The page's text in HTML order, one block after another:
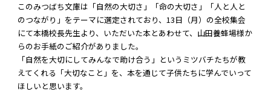
このみつばち文庫は「自然の大切さ」「命の大切さ」「人と人と
のつながり」をテーマに選定されており、13日（月）の全校集会
にて本橋校長先生より、いただいた本とあわせて、山田養蜂場様か
らのお手紙のご紹介がありました。
「自然を大切にしてみんなで助け合う」というミツバチたちが教
えてくれる「大切なこと」を、本を通じて子供たちに学んでいって
ほしいと思います。